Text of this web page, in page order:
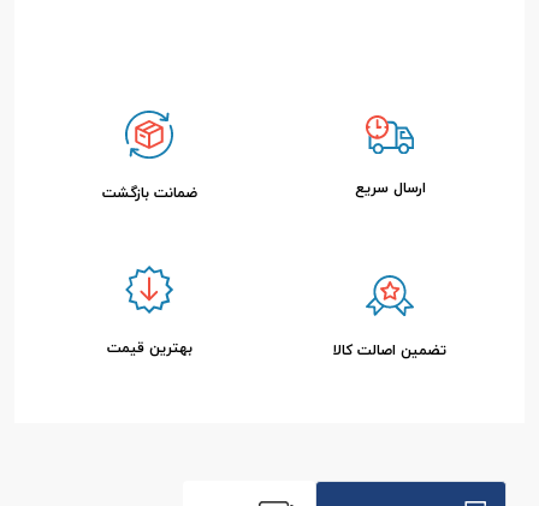
ارسال سریع ضمانت بازگشت
تضمین اصالت کالا بهترین قیمت